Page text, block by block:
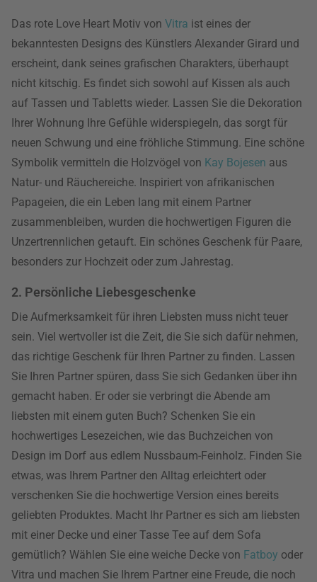
Das rote Love Heart Motiv von Vitra ist eines der
bekanntesten Designs des Künstlers Alexander Girard und
erscheint, dank seines grafischen Charakters, überhaupt
nicht kitschig. Es findet sich sowohl auf Kissen als auch
auf Tassen und Tabletts wieder. Lassen Sie die Dekoration
Ihrer Wohnung Ihre Gefühle widerspiegeln, das sorgt für
neuen Schwung und eine fröhliche Stimmung. Eine schöne
Symbolik vermitteln die Holzvögel von Kay Bojesen aus
Natur- und Räuchereiche. Inspiriert von afrikanischen
Papageien, die ein Leben lang mit einem Partner
zusammenbleiben, wurden die hochwertigen Figuren die
Unzertrennlichen getauft. Ein schönes Geschenk für Paare,
besonders zur Hochzeit oder zum Jahrestag.
2. Persönliche Liebesgeschenke
Die Aufmerksamkeit für ihren Liebsten muss nicht teuer
sein. Viel wertvoller ist die Zeit, die Sie sich dafür nehmen,
das richtige Geschenk für Ihren Partner zu finden. Lassen
Sie Ihren Partner spüren, dass Sie sich Gedanken über ihn
gemacht haben. Er oder sie verbringt die Abende am
liebsten mit einem guten Buch? Schenken Sie ein
hochwertiges Lesezeichen, wie das Buchzeichen von
Design im Dorf aus edlem Nussbaum-Feinholz. Finden Sie
etwas, was Ihrem Partner den Alltag erleichtert oder
verschenken Sie die hochwertige Version eines bereits
geliebten Produktes. Macht Ihr Partner es sich am liebsten
mit einer Decke und einer Tasse Tee auf dem Sofa
gemütlich? Wählen Sie eine weiche Decke von Fatboy oder
Vitra und machen Sie Ihrem Partner eine Freude, die noch